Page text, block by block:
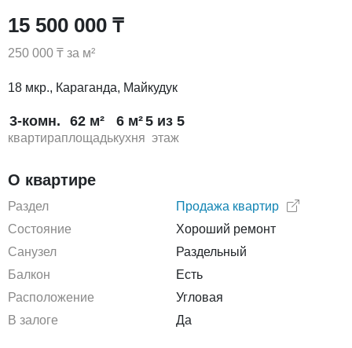
15 500 000 ₸
250 000 ₸ за м²
18 мкр., Караганда, Майкудук
3-комн.
квартира
62 м²
площадь
6 м²
кухня
5 из 5
этаж
О квартире
Раздел
Продажа квартир
Состояние
Хороший ремонт
Санузел
Раздельный
Балкон
Есть
Расположение
Угловая
В залоге
Да